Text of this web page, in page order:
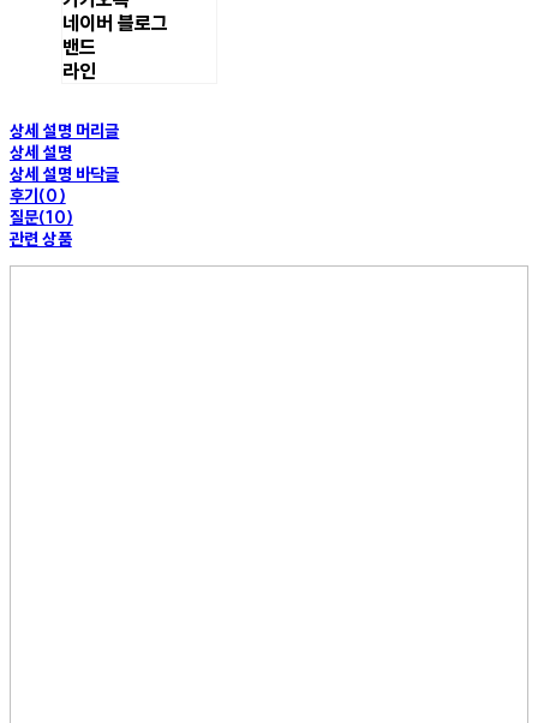
네이버 블로그
밴드
라인
상세 설명 머리글
상세 설명
상세 설명 바닥글
후기(0)
질문(10)
관련 상품